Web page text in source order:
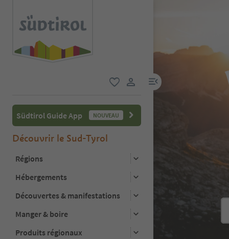
lien utilisateur
lien menu
Südtirol Guide App NOUVEAU
Découvrir le Sud-Tyrol
Régions
Hébergements
Découvertes & manifestations
Manger & boire
Produits régionaux